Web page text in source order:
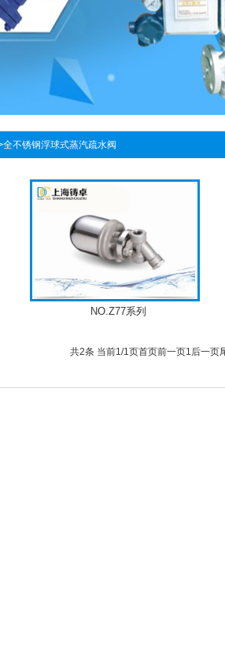
全不锈钢浮球式蒸汽疏水阀
NO.Z77系列
共2条 当前1/1页首页前一页1后一页